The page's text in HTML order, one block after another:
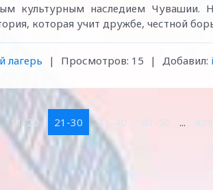
культурным наследием
которая учит дружбе, честной
лагерь | Просмотров: 15 | Добавил:
11-20 21-30 31-40 41-50 ...